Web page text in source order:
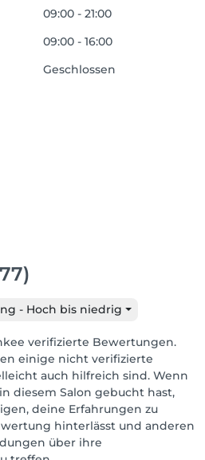
09:00 - 21:00
09:00 - 16:00
Geschlossen
- Hoch bis niedrig
verifizierte Bewertungen.
einige nicht verifizierte
auch hilfreich sind. Wenn
diesem Salon gebucht hast,
deine Erfahrungen zu
hinterlässt und anderen
über ihre